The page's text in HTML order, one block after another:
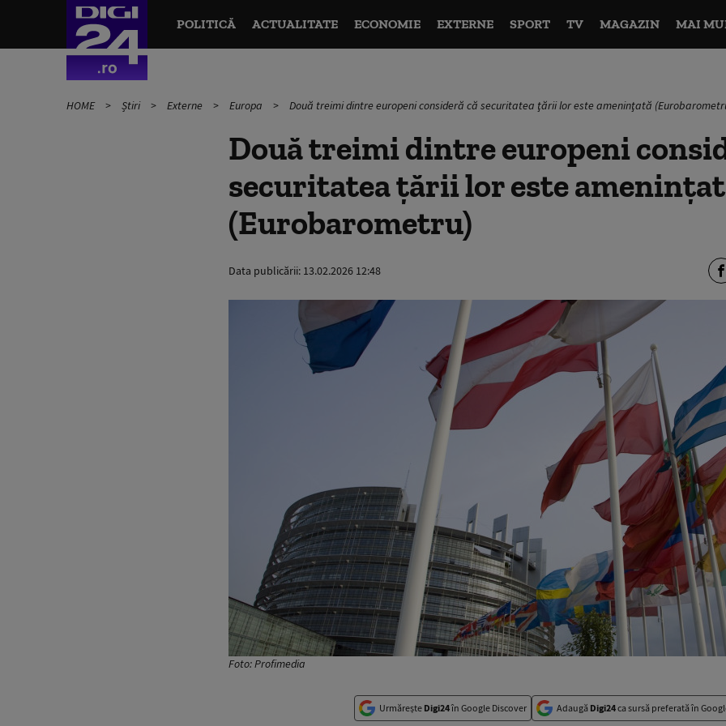
POLITICĂ ACTUALITATE ECONOMIE EXTERNE SPORT TV MAGAZIN MAI
HOME Știri Externe Europa Două treimi dintre europeni consideră că securitatea ţării lor este ameninţată
Două treimi dintre europeni
securitatea ţării lor este
(Eurobarometru)
Data publicării: 13.02.2026 12:48
Foto: Profimedia
Urmărește Digi24în Google Discover Adaugă Digi24ca sursă preferată în